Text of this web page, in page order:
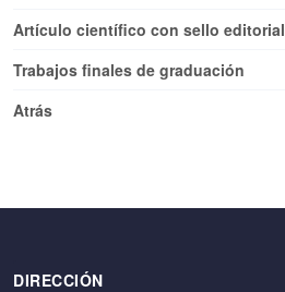
Artículo científico con sello editorial
Trabajos finales de graduación
Atrás
DIRECCIÓN